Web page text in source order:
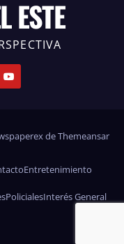
ESTE
deThemeansar
Entretenimiento
PolicialesInterés General